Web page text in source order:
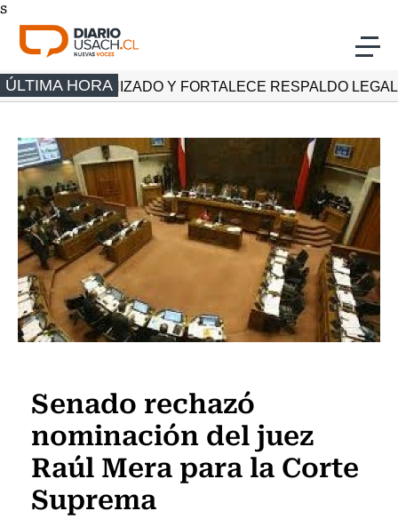
s
Click acá para ir directamente al contenido
ÚLTIMA HORA
ORGANIZADO Y FORTALECE RESPALDO LEGAL A
Actualidad
Investigación
Cultura
Deporte
Multimedia
Programas Radio Usach
PODCAST
Senado rechazó
nominación del juez
Raúl Mera para la Corte
Suprema